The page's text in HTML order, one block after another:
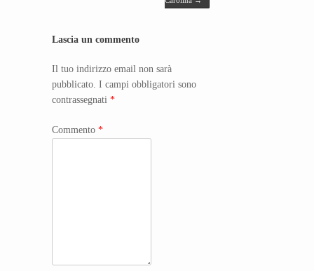
Lascia un commento
Il tuo indirizzo email non sarà
pubblicato. I campi obbligatori sono
contrassegnati *
Commento *